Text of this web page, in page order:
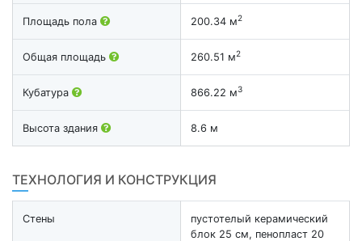
Площадь пола 200.34 м2
Общая площадь 260.51 м2
Кубатура 866.22 м3
Высота здания 8.6 м
ТЕХНОЛОГИЯ И КОНСТРУКЦИЯ
Стены
пустотелый керамический
блок 25 см, пенопласт 20